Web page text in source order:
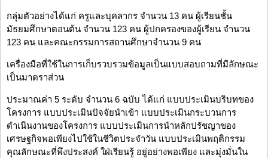
กลุ่มตัวอย่างได้แก่ ครูและบุคลากร จำนวน 13 คน ผู้เรียนชั้น
มัธยมศึกษาตอนต้น จำนวน 123 คน ผู้ปกครองของผู้เรียน จำนวน
123 คน และคณะกรรมการสถานศึกษาจำนวน 9 คน
เครื่องมือที่ใช้ในการเก็บรวบรวมข้อมูลเป็นแบบสอบถามที่มีลักษณะ
เป็นมาตราส่วน
ประมาณค่า 5 ระดับ จำนวน 6 ฉบับ ได้แก่ แบบประเมินบริบทของ
โครงการ แบบประเมินปัจจัยนำเข้า แบบประเมินกระบวนการ
ดำเนินงานของโครงการ แบบประเมินการนำหลักปรัชญาของ
เศรษฐกิจพอเพียงไปใช้ในชีวิตประจำวัน แบบประเมินพฤติกรรม
คุณลักษณะที่พึงประสงค์ ใฝ่เรียนรู้ อยู่อย่างพอเพียง และมุ่งมั่นใน